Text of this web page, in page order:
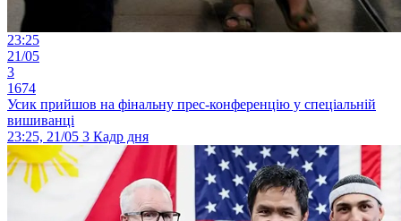
23:25
21/05
3
1674
Усик прийшов на фінальну прес-конференцію у спеціальній
вишиванці
23:25, 21/05 3 Кадр дня